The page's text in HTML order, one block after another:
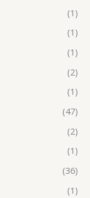
(1)
(1)
(1)
(2)
(1)
(47)
(2)
(1)
(36)
(1)